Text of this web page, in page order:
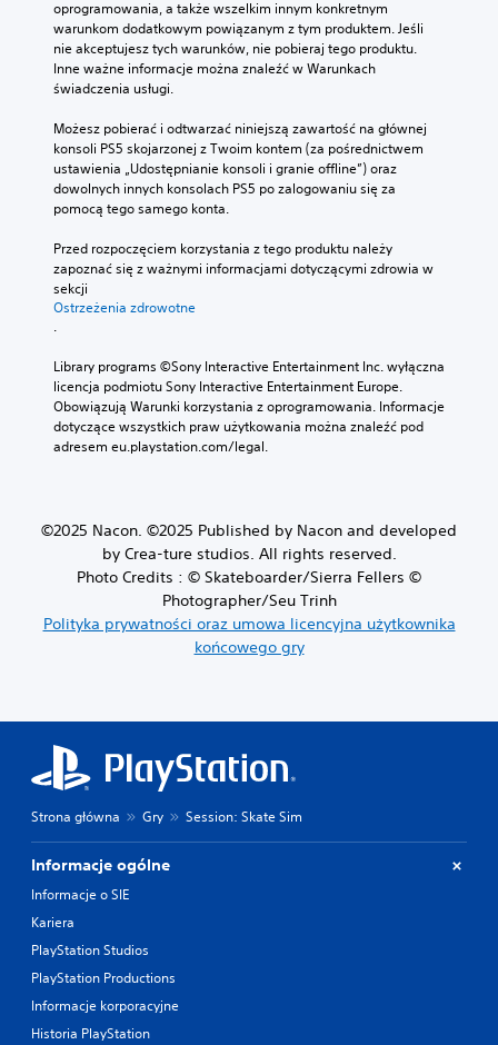
oprogramowania, a także wszelkim innym konkretnym
warunkom dodatkowym powiązanym z tym produktem. Jeśli
nie akceptujesz tych warunków, nie pobieraj tego produktu.
Inne ważne informacje można znaleźć w Warunkach
świadczenia usługi.
Możesz pobierać i odtwarzać niniejszą zawartość na głównej
konsoli PS5 skojarzonej z Twoim kontem (za pośrednictwem
ustawienia „Udostępnianie konsoli i granie offline”) oraz
dowolnych innych konsolach PS5 po zalogowaniu się za
pomocą tego samego konta.
Przed rozpoczęciem korzystania z tego produktu należy
zapoznać się z ważnymi informacjami dotyczącymi zdrowia w
sekcji
Ostrzeżenia zdrowotne
.
Library programs ©Sony Interactive Entertainment Inc. wyłączna
licencja podmiotu Sony Interactive Entertainment Europe.
Obowiązują Warunki korzystania z oprogramowania. Informacje
dotyczące wszystkich praw użytkowania można znaleźć pod
adresem eu.playstation.com/legal.
©2025 Nacon. ©2025 Published by Nacon and developed
by Crea-ture studios. All rights reserved.
Photo Credits : © Skateboarder/Sierra Fellers ©
Photographer/Seu Trinh
Polityka prywatności oraz umowa licencyjna użytkownika
końcowego gry
Strona główna Gry Session: Skate Sim
Informacje ogólne
Informacje o SIE
Kariera
PlayStation Studios
PlayStation Productions
Informacje korporacyjne
Historia PlayStation